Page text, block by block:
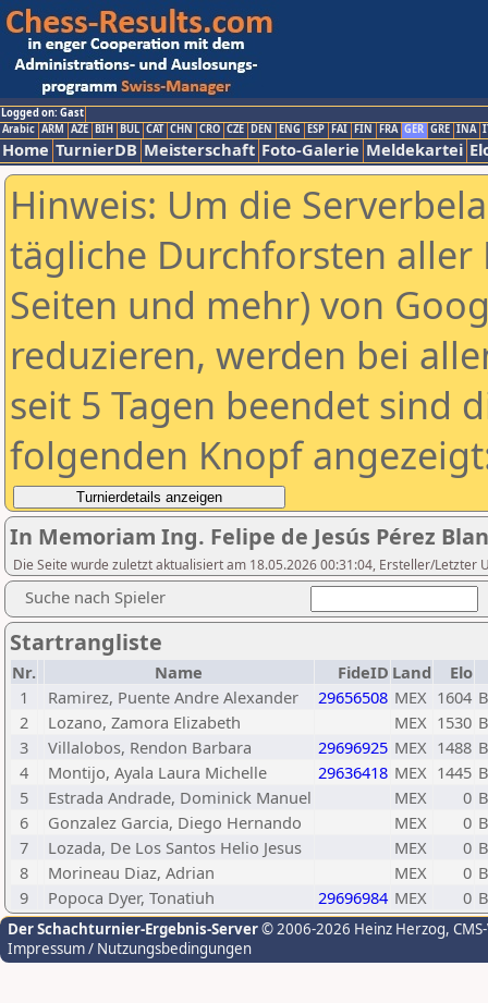
Logged on: Gast
Arabic ARM AZE BIH BUL CAT CHN CRO CZE DEN ENG ESP FAI FIN FRA GER GRE INA
Home TurnierDB Meisterschaft Foto-Galerie Meldekartei
Hinweis: Um die
tägliche Durchforsten aller
Seiten und mehr) von
reduzieren, werden bei
seit 5 Tagen beendet sind
folgenden Knopf
In Memoriam Ing. Felipe de Jesús Pérez
Die Seite wurde zuletzt aktualisiert am 18.05.2026 00:31:04, Ersteller/Letzter
Suche nach Spieler
Startrangliste
Nr. Name FideID Land
Elo
1
Ramirez, Puente Andre Alexander 29656508 MEX 1604
2
Lozano, Zamora Elizabeth MEX 1530
3
Villalobos, Rendon Barbara 29696925 MEX 1488
4
Montijo, Ayala Laura Michelle 29636418 MEX 1445
5
Estrada Andrade, Dominick Manuel MEX 0
6
Gonzalez Garcia, Diego Hernando MEX 0
7
Lozada, De Los Santos Helio Jesus MEX 0
8
Morineau Diaz, Adrian MEX 0
9
Popoca Dyer, Tonatiuh 29696984 MEX 0
Der Schachturnier-Ergebnis-Server© 2006-2026 Heinz Herzog,
Impressum / Nutzungsbedingungen